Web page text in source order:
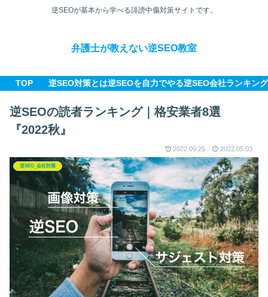
逆SEOが基本から学べる誹謗中傷対策サイトです。
弁護士が教えない逆SEO教室
TOP 逆SEO対策とは逆SEOを自力でやる逆SEO会社ランキング
逆SEOの読者ランキング｜格安業者8選
『2022秋』
2022.09.25 2022.05.03
逆SEO_会社対策